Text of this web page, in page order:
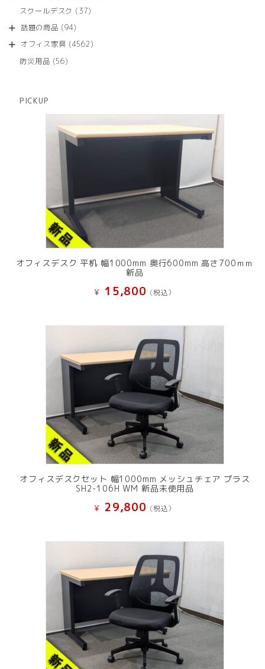
スクールデスク 3737
商
話題の商品 9494
の
オフィス家具 45624562
防災用品 5656
PICKUP
オフィスデスク 平机 幅1000mm 奥行600mm 高さ700ｍｍ
新品
¥ 15,800 (税込）
オフィスデスクセット 幅1000mm メッシュチェア プラス
SH2-106H WM 新品未使用品
¥ 29,800 (税込）